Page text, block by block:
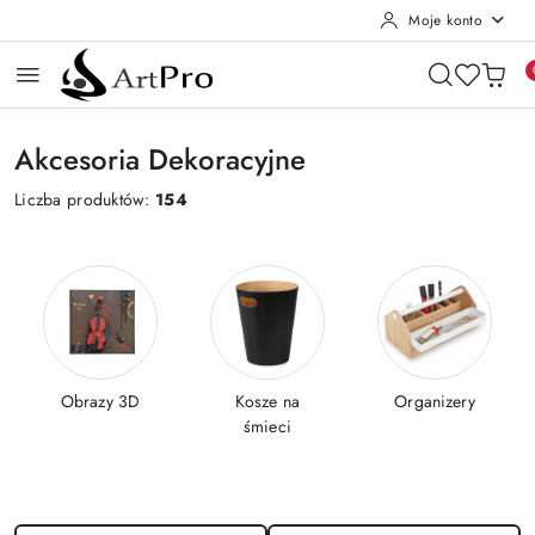
Moje konto
Akcesoria Dekoracyjne
Liczba produktów: 154
Obrazy 3D
Kosze na
śmieci
Organizery